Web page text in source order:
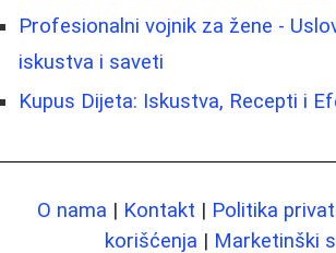
Profesionalni vojnik za žene -
iskustva i saveti
Kupus Dijeta: Iskustva, Recepti i
O nama | Kontakt | Politika
korišćenja | Marketinški